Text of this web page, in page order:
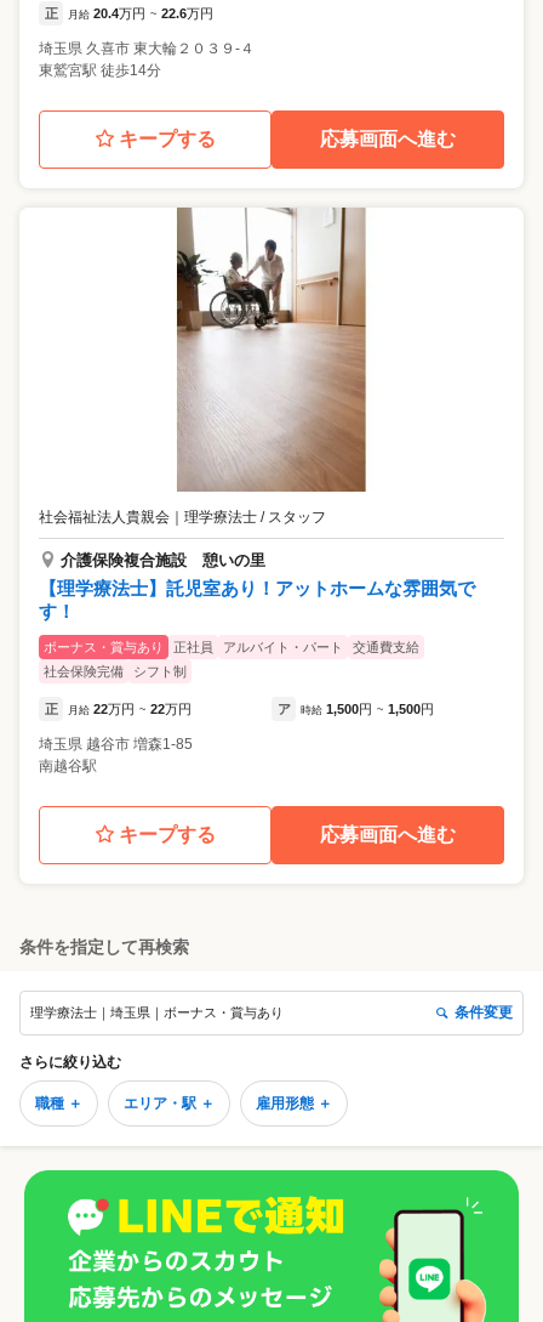
正 月給 20.4万円 ~ 22.6万円
埼玉県 久喜市 東大輪２０３９-４
東鷲宮駅 徒歩14分
キープする 応募画面へ進む
社会福祉法人貴親会 理学療法士 / スタッフ
介護保険複合施設 憩いの里
【理学療法士】託児室あり！アットホームな雰囲気で
す！
ボーナス・賞与あり 正社員 アルバイト・パート
交通費支給
社会保険完備
シフト制
正 月給 22万円 ~ 22万円 ア 時給 1,500円 ~ 1,500円
埼玉県 越谷市 増森1-85
南越谷駅
キープする 応募画面へ進む
条件を指定して再検索
理学療法士｜埼玉県｜ボーナス・賞与あり 条件変更
さらに絞り込む
職種 ＋ エリア・駅 ＋ 雇用形態 ＋